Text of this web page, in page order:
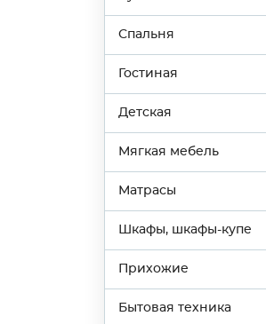
Спальня
Гостиная
Детская
Мягкая мебель
Матрасы
Шкафы, шкафы-купе
Прихожие
Бытовая техника